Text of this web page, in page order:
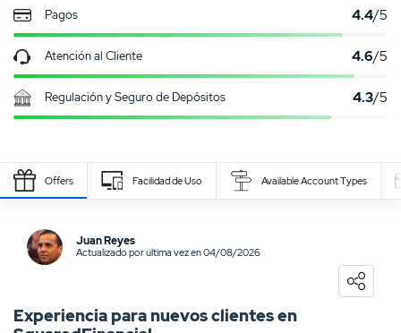
Pagos 4.4/5
Atención al Cliente 4.6/5
Regulación y Seguro de Depósitos 4.3/5
muy alta
USER RATING
Offers Facilidad de Uso Available Account Types
Juan Reyes
Actualizado por última vez en 04/08/2026
Experiencia para nuevos clientes en